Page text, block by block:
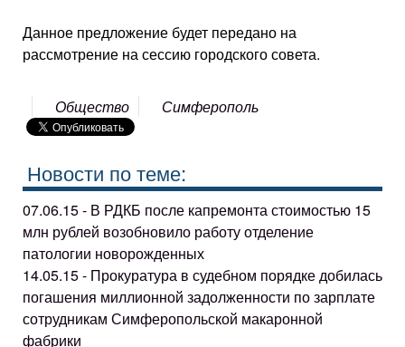
Данное предложение будет передано на
рассмотрение на сессию городского совета.
Общество Симферополь
Новости по теме:
07.06.15 - В РДКБ после капремонта стоимостью 15
млн рублей возобновило работу отделение
патологии новорожденных
14.05.15 - Прокуратура в судебном порядке добилась
погашения миллионной задолженности по зарплате
сотрудникам Симферопольской макаронной
фабрики